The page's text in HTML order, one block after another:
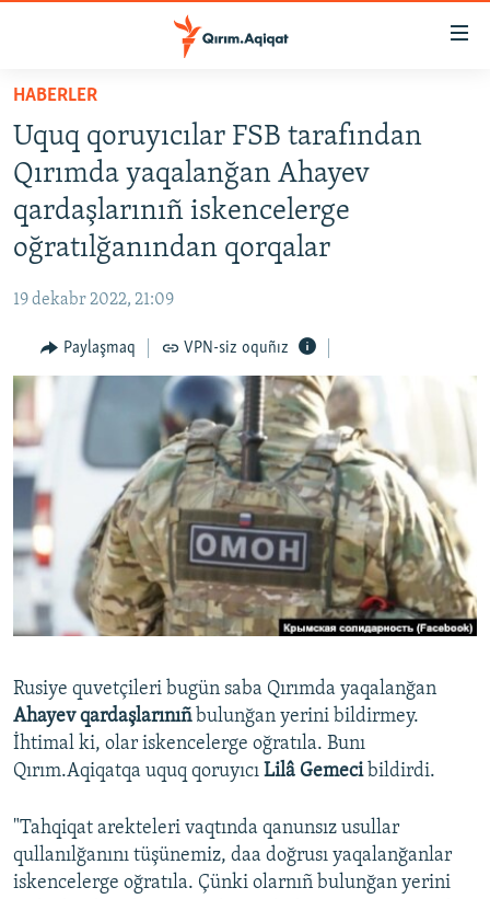
Esas
qaytmaq
Baş
navigatsiyağa
qaytmaq
Qıdıruvğa
SİYASET
İQTİSADİYAT
CEMİYET
İNSAN AQLARI
VİDEO
SÜRET
BLOGLAR
FİKİR
Русский
Українською
QOŞULIÑIZ!
RFE/RS bütün saytları
HABERLER
Uquq qoruyıcılar FSB tarafından
Qırımda yaqalanğan Ahayev
qardaşlarınıñ iskencelerge
oğratılğanından qorqalar
19 dekabr 2022, 21:09
Paylaşmaq VPN-siz oquñız
Rusiye quvetçileri bugün saba Qırımda yaqalanğan
Ahayev qardaşlarınıñ bulunğan yerini bildirmey.
İhtimal ki, olar iskencelerge oğratıla. Bunı
Qırım.Aqiqatqa uquq qoruyıcı Lilâ Gemecibildirdi.
"Tahqiqat arekteleri vaqtında qanunsız usullar
qullanılğanını tüşünemiz, daa doğrusı yaqalanğanlar
iskencelerge oğratıla. Çünki olarnıñ bulunğan yerini